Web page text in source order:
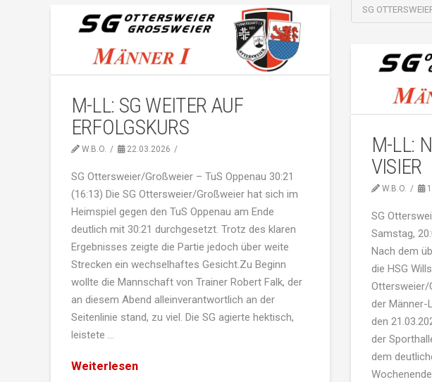
SG
M-LL: SG WEITER AUF
ERFOLGSKURS
W.B.O. 22.03.2026
SG Ottersweier/Großweier – TuS Oppenau 30:21
(16:13) Die SG Ottersweier/Großweier hat sich im
Heimspiel gegen den TuS Oppenau am Ende
deutlich mit 30:21 durchgesetzt. Trotz des klaren
Ergebnisses zeigte die Partie jedoch über weite
Strecken ein wechselhaftes Gesicht.Zu Beginn
wollte die Mannschaft von Trainer Robert Falk, der
an diesem Abend alleinverantwortlich an der
Seitenlinie stand, zu viel. Die SG agierte hektisch,
leistete …
Weiterlesen
M-LL:
VISIER
W.B.O.
SG
Samstag,
Nach dem
die HSG
Ottersweier/
der Männer-
den
der
dem